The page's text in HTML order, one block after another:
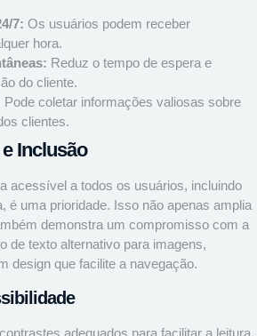
7: Os usuários podem receber
hora.
Reduz o tempo de espera e
do cliente.
Pode coletar informações valiosas sobre
clientes.
Inclusão
acessível a todos os usuários, incluindo
é uma prioridade. Isso não apenas amplia
demonstra um compromisso com a
de texto alternativo para imagens,
design que facilite a navegação.
adequados para facilitar a leitura.